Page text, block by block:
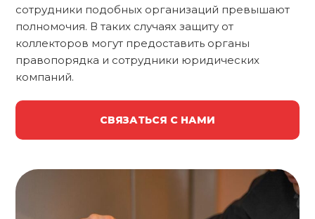
сотрудники подобных организаций превышают
полномочия. В таких случаях защиту от
коллекторов могут предоставить органы
правопорядка и сотрудники юридических
компаний.
СВЯЗАТЬСЯ С НАМИ